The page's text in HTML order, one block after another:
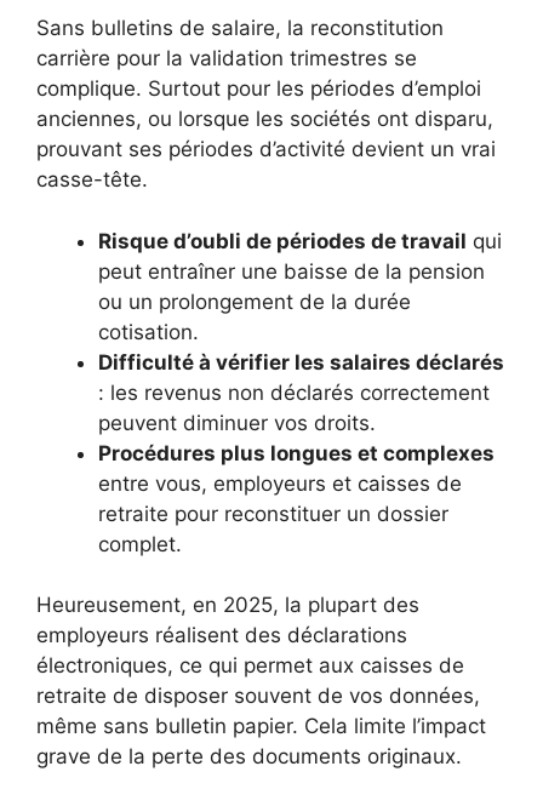
Sans bulletins de salaire, la reconstitution
carrière pour la validation trimestres se
complique. Surtout pour les périodes d’emploi
anciennes, ou lorsque les sociétés ont disparu,
prouvant ses périodes d’activité devient un vrai
casse-tête.
Risque d’oubli de périodes de travail qui
peut entraîner une baisse de la pension
ou un prolongement de la durée
cotisation.
Difficulté à vérifier les salaires déclarés
: les revenus non déclarés correctement
peuvent diminuer vos droits.
Procédures plus longues et complexes
entre vous, employeurs et caisses de
retraite pour reconstituer un dossier
complet.
Heureusement, en 2025, la plupart des
employeurs réalisent des déclarations
électroniques, ce qui permet aux caisses de
retraite de disposer souvent de vos données,
même sans bulletin papier. Cela limite l’impact
grave de la perte des documents originaux.